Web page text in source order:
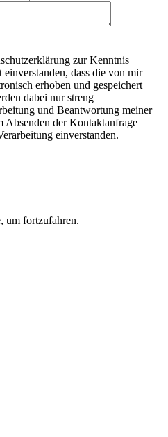
zur Kenntnis
dass die von mir
erhoben und gespeichert
dabei nur streng
und Beantwortung meiner
Absenden der Kontaktanfrage
einverstanden.
um fortzufahren.